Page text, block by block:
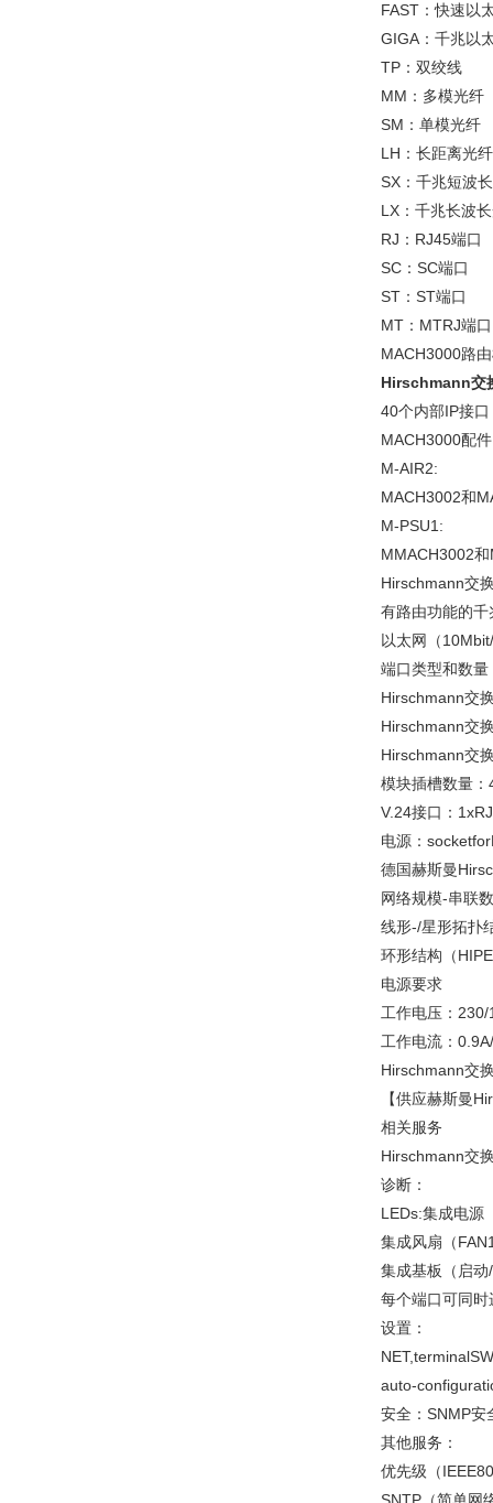
FAST：快速以
GIGA：千兆以
TP：双绞线
MM：多模光纤
SM：单模光纤
LH：长距离光纤
SX：千兆短波
LX：千兆长波
RJ：RJ45端口
SC：SC端口
ST：ST端口
MT：MTRJ端口
MACH3000路
Hirschmann交
40个内部IP接口
MACH3000配件
M-AIR2:
MACH3002和
M-PSU1:
MMACH3002
Hirschmann交
有路由功能的
以太网（
端口类型和数
Hirschmann交
Hirschmann交
Hirschmann交
模块插槽数量：
V.24接口：
电源：
德国赫斯曼
网络规模-串联
线形-/星形拓扑
环形结构（
电源要求
工作电压：
工作电流：
Hirschmann交
【供应赫斯曼
相关服务
Hirschmann交
诊断：
LEDs:集成电源
集成风扇（
集成基板（启
每个端口可同
设置：
auto-
安全：SNMP安
其他服务：
优先级（